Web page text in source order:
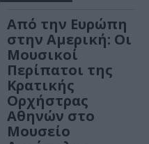
Από την Ευρώπη
στην Αμερική: Οι
Μουσικοί
Περίπατοι της
Κρατικής
Ορχήστρας
Αθηνών στο
Μουσείο